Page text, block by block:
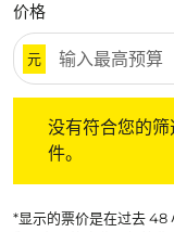
价格
元
没有符合您的
件。
*显示的票价是在过去 48